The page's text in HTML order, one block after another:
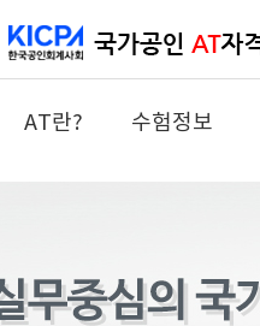
AT란? 수험정보